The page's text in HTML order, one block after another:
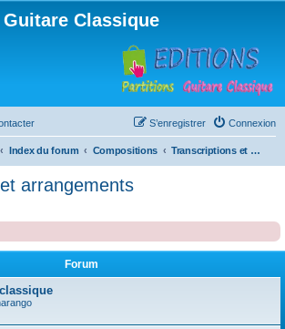
Guitare Classique
Connexion
S’enregistrer
Index du forum Compositions Transcriptions et arrangements
arrangements
Forum